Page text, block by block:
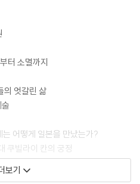
으로 바라보게 하는 실용적인 안내
으로 바꾸는 경험, 그것이 바로 이 책
터 소멸까지
의 엇갈린 삶
어떻게 일본을 만났는가?
쿠빌라이 칸의 궁정
밀
포니즘의 탄생
보기